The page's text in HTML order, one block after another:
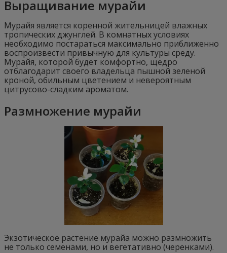
Выращивание мурайи
Мурайя является коренной жительницей влажных
тропических джунглей. В комнатных условиях
необходимо постараться максимально приближенно
воспроизвести привычную для культуры среду.
Мурайя, которой будет комфортно, щедро
отблагодарит своего владельца пышной зеленой
кроной, обильным цветением и невероятным
цитрусово-сладким ароматом.
Размножение мурайи
Экзотическое растение мурайа можно размножить
не только семенами, но и вегетативно (черенками).